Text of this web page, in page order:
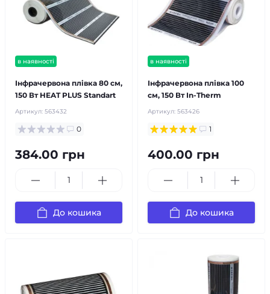
в наявності
Інфрачервона плівка 80 см,
150 Вт HEAT PLUS Standart
Артикул: 563432
0
384.00 грн
До кошика
в наявності
Інфрачервона плівка 100
см, 150 Вт In-Therm
Артикул: 563426
1
400.00 грн
До кошика